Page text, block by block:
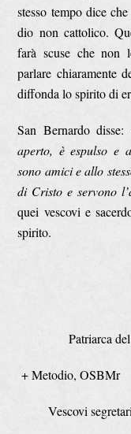
stesso tempo dice
dio non cattolico.
farà scuse che non
parlare chiaramente
diffonda lo spirito di
San Bernardo disse:
aperto, è espulso e
sono amici e allo
di Cristo e servono
quei vescovi e
spirito.
Patriarca
+ Metodio,
Vescovi